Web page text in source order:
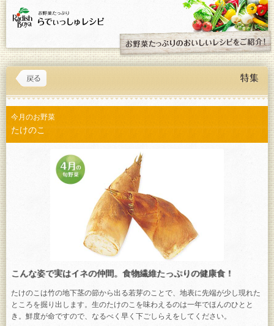
今月のお野菜
たけのこ
こんな姿で実はイネの仲間。食物繊維たっぷりの健康食！
たけのこは竹の地下茎の節から出る若芽のことで、地表に先端が少し現れた
ところを掘り出します。生のたけのこを味わえるのは一年でほんのひとと
き。鮮度が命ですので、なるべく早く下ごしらえをしてください。